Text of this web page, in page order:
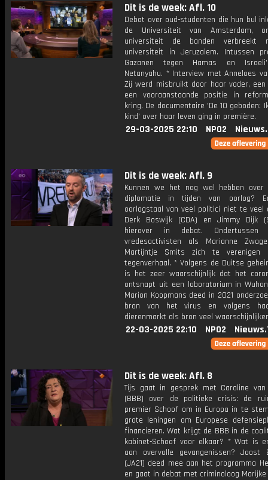
Dit is de week: Afl. 10
Debat over oud-studenten die hun bul
de Universiteit van Amsterdam,
universiteit de banden verbreekt
universiteit in Jeruzalem. Intussen
Gazanen tegen Hamas en
Netanyahu. * Interview met Anneloes
Zij werd misbruikt door haar vader,
een vooraanstaande positie in
kring. De documentaire 'De 10 geboden:
kind' over haar leven ging in première.
29-03-2025 22:10 NPO2
Dit is de week: Afl. 9
Kunnen we het nog wel hebben over
diplomatie in tijden van oorlog?
oorlogstaal van veel politici niet te veel
Derk Boswijk (CDA) en Jimmy Dijk
hierover in debat. Ondertussen
vredesactivisten als Marianne
Martijntje Smits zich te verenigen
tegenverhaal. * Volgens de Duitse
is het zeer waarschijnlijk dat het
ontsnapt uit een laboratorium in
Marion Koopmans deed in 2021
bron van het virus en volgens
dierenmarkt als bron veel
22-03-2025 22:10 NPO2
Dit is de week: Afl. 8
Tijs gaat in gesprek met Caroline
(BBB) over de politieke crisis: de
premier Schoof om in Europa in te
grote leningen om Europese
financieren. Wat krijgt de BBB in de
kabinet-Schoof voor elkaar? * Wat is
aan overvolle gevangenissen? Joost
(JA21) deed mee aan het programma
en gaat in debat met criminoloog